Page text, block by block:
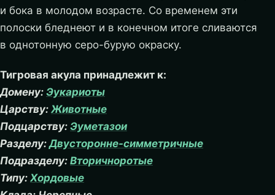
и бока в молодом возрасте. Со временем эти
полоски бледнеют и в конечном итоге сливаются
в однотонную серо-бурую окраску.
Тигровая акула принадлежит к:
Домену: Эукариоты
Царству: Животные
Подцарству: Эуметазои
Разделу:Двусторонне-симметричные
Подразделу: Вторичноротые
Типу: Хордовые